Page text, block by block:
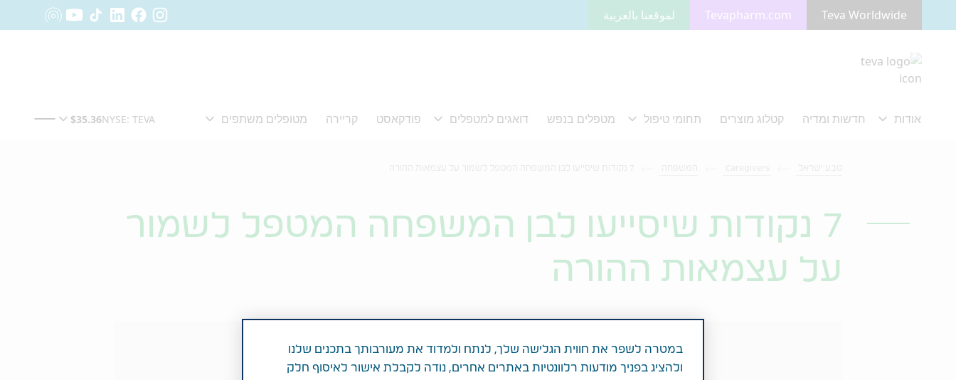
מעבר לתוכן המרכזי
Teva Worldwide
Tevapharm.com لموقعنا بالعربية
7 נקודות שיסייעו לבן המשפחה המטפל לשמור
על עצמאות ההורה
במטרה לשפר את חווית הגלישה שלך, לנתח ולמדוד את מעורבותך בתכנים שלנו
ולהציג בפניך מודעות רלוונטיות באתרים אחרים, נודה לקבלת אישור לאיסוף חלק